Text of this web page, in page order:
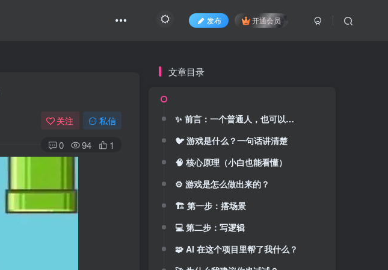
发布 开通会员
关注 私信
0 94 1
文章目录
✨ 前言：一个普通人，也可以做游戏
🐦 游戏是什么？一句话讲清楚
🧠 核心原理（小白也能看懂）
⚙️ 游戏是怎么做出来的？
🏗 第一步：搭场景
💻 第二步：写逻辑
🧩 AI 在这个项目里帮了我什么？